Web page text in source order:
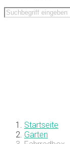
Startseite
Garten